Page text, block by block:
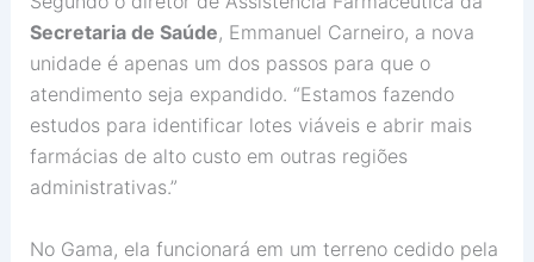
Secretaria de Saúde, Emmanuel Carneiro, a nova
unidade é apenas um dos passos para que o
atendimento seja expandido. “Estamos fazendo
estudos para identificar lotes viáveis e abrir mais
farmácias de alto custo em outras regiões
administrativas.”
No Gama, ela funcionará em um terreno cedido pela